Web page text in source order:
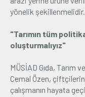
yönelik
"Tarımın tüm
oluşturmalıyız"
MÜSİAD Gıda, Tarım
Cemal Özen,
çalışmanın hayata